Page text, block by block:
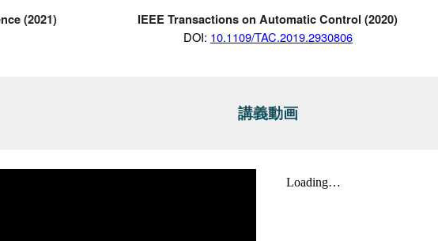
(2021) IEEE Transactions on Automatic Control (2020)
DOI: 10.1109/TAC.2019.2930806
講義動画